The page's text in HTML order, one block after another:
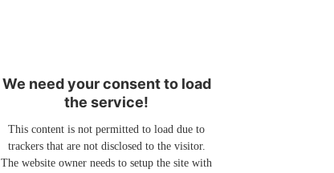
We need your consent to load
the service!
This content is not permitted to load due to
trackers that are not disclosed to the visitor.
The website owner needs to setup the site with